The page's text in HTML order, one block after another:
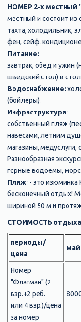
НОМЕР 2-х
местный и состоит из
тахта, холодильник,
фен, сейф,
Питание:
завтрак, обед и ужин
шведский стол) в
Водоснабжение:
(бойлеры).
Инфраструктура:
собственный пляж
навесами, летним
магазины, медуслуги,
Разнообразная
горные водоемы,
Пляж: - это изюминка
бесконечный отдых!
шириной 50 м и
СТОИМОСТЬ отдыха
периоды/
цена
Номер
"Флагман" (2
взр.+2 реб.
или 4 взр.)/цена
за номер
8000